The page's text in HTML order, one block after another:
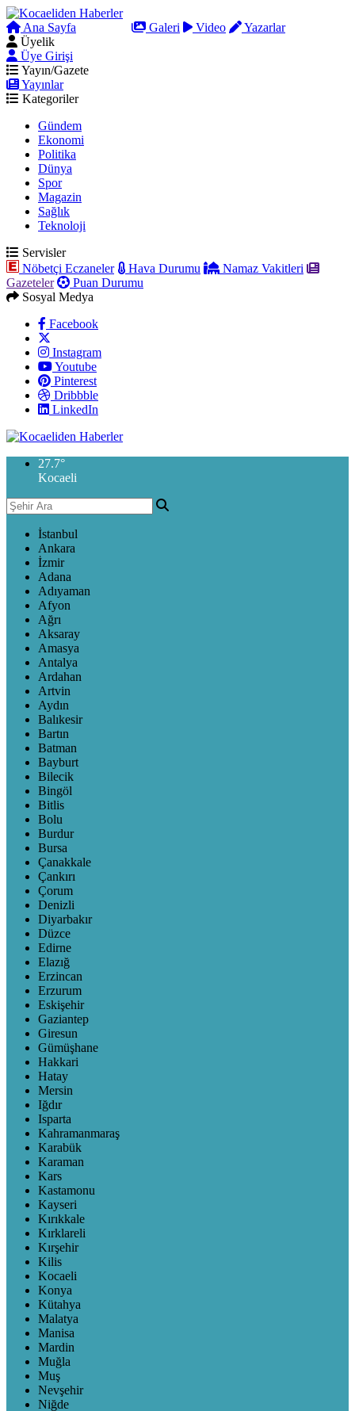
Ana Sayfa Galeri Video
Yazarlar
Üyelik
Üye Girişi
Yayın/Gazete
Yayınlar
Kategoriler
Gündem
Ekonomi
Politika
Dünya
Spor
Magazin
Sağlık
Teknoloji
Servisler
Nöbetçi Eczaneler
Hava Durumu
Namaz Vakitleri
Gazeteler
Puan Durumu
Sosyal Medya
Facebook
Instagram
Youtube
Pinterest
Dribbble
LinkedIn
27.7°
Kocaeli
İstanbul
Ankara
İzmir
Adana
Adıyaman
Afyon
Ağrı
Aksaray
Amasya
Antalya
Ardahan
Artvin
Aydın
Balıkesir
Bartın
Batman
Bayburt
Bilecik
Bingöl
Bitlis
Bolu
Burdur
Bursa
Çanakkale
Çankırı
Çorum
Denizli
Diyarbakır
Düzce
Edirne
Elazığ
Erzincan
Erzurum
Eskişehir
Gaziantep
Giresun
Gümüşhane
Hakkari
Hatay
Mersin
Iğdır
Isparta
Kahramanmaraş
Karabük
Karaman
Kars
Kastamonu
Kayseri
Kırıkkale
Kırklareli
Kırşehir
Kilis
Kocaeli
Konya
Kütahya
Malatya
Manisa
Mardin
Muğla
Muş
Nevşehir
Niğde